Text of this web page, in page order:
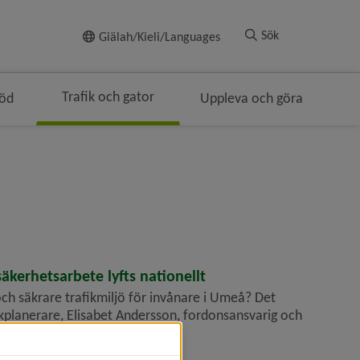
Giälah/Kieli/Languages Sök
Trafik och gator Uppleva och göra
lyfts nationellt
säkrare trafikmiljö för invånare i Umeå? Det
Elisabet Andersson, fordonsansvarig och